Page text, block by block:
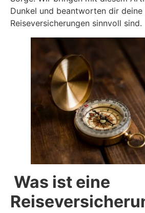
Dunkel und beantworten dir deine
Reiseversicherungen sinnvoll sind.
Was ist eine